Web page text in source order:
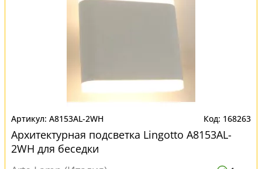
A8153AL-2WH 168263
Архитектурная подсветка Lingotto A8153AL-
2WH для беседки